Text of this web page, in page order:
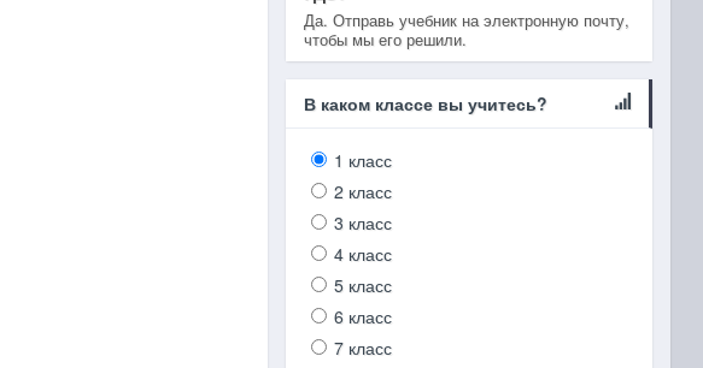
Да. Отправь учебник на электронную почту,
чтобы мы его решили.
В каком классе вы учитесь?
1 класс
2 класс
3 класс
4 класс
5 класс
6 класс
7 класс